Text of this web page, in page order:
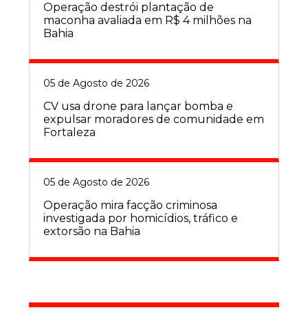
Operação destrói plantação de
maconha avaliada em R$ 4 milhões na
Bahia
05 de Agosto de 2026
CV usa drone para lançar bomba e
expulsar moradores de comunidade em
Fortaleza
05 de Agosto de 2026
Operação mira facção criminosa
investigada por homicídios, tráfico e
extorsão na Bahia